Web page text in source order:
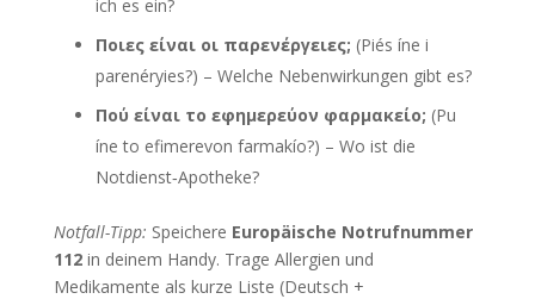
ich es ein?
Ποιες είναι οι παρενέργειες; (Piés íne i
parenéryies?) – Welche Nebenwirkungen gibt es?
Πού είναι το εφημερεύον φαρμακείο; (Pu
íne to efimerevon farmakío?) – Wo ist die
Notdienst‑Apotheke?
Notfall-Tipp: Speichere Europäische Notrufnummer
112in deinem Handy. Trage Allergien und
Medikamente als kurze Liste (Deutsch +